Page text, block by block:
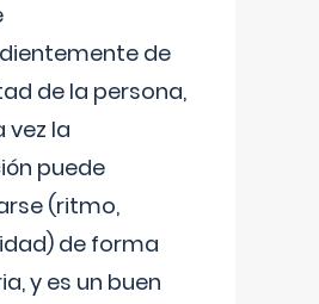
de
de la persona,
vez la
puede
(ritmo,
de forma
y es un buen